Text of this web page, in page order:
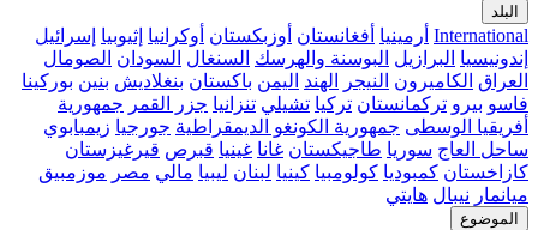
البلد
International أرمينيا أفغانستان أوزبكستان أوكرانيا إثيوبيا إسرائيل
إندونيسيا البرازيل البوسنة والهرسك السنغال السودان الصومال
العراق الكاميرون النيجر الهند اليمن باكستان بنغلاديش بنين بوركينا
فاسو بيرو تركمانستان تركيا تشيلي تنزانيا جزر القمر جمهورية
أفريقيا الوسطى جمهورية الكونغو الديمقراطية جورجيا زيمبابوي
ساحل العاج سوريا طاجيكستان غانا غينيا قبرص قيرغيزستان
كازاخستان كمبوديا كولومبيا كينيا لبنان ليبيا مالي مصر موزمبيق
ميانمار نيبال هايتي
الموضوع